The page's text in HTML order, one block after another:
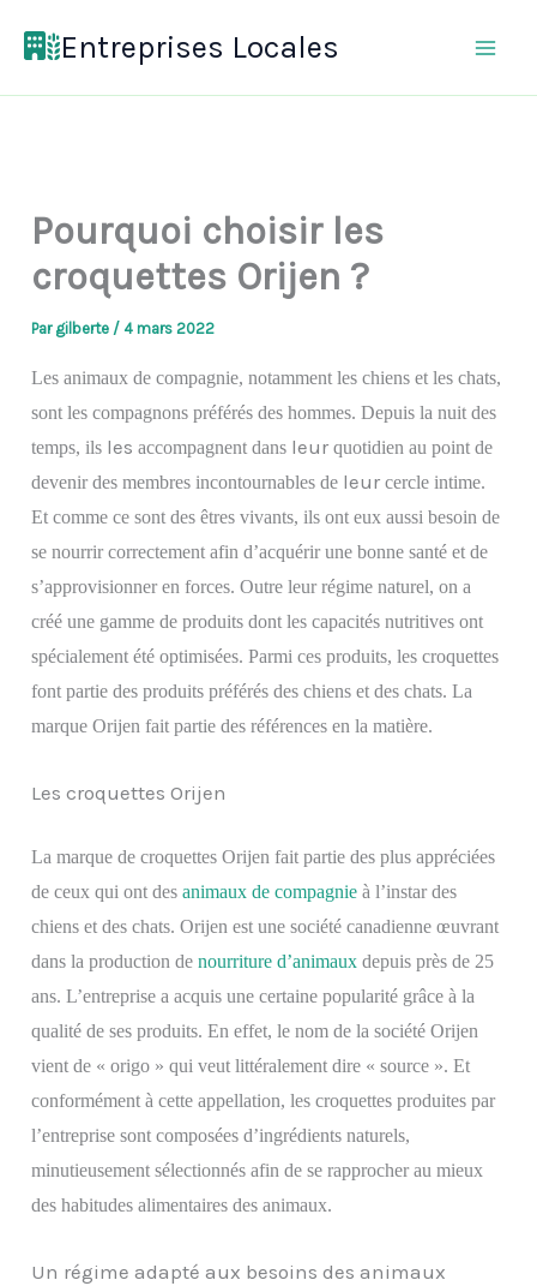
Entreprises Locales
Pourquoi choisir les
croquettes Orijen ?
Par gilberte /4 mars 2022
Les animaux de compagnie, notamment les chiens et les chats,
sont les compagnons préférés des hommes. Depuis la nuit des
temps, ils lesaccompagnent dans leur quotidien au point de
devenir des membres incontournables de leur cercle intime.
Et comme ce sont des êtres vivants, ils ont eux aussi besoin de
se nourrir correctement afin d’acquérir une bonne santé et de
s’approvisionner en forces. Outre leur régime naturel, on a
créé une gamme de produits dont les capacités nutritives ont
spécialement été optimisées. Parmi ces produits, les croquettes
font partie des produits préférés des chiens et des chats.La
marque Orijen fait partie des références en la matière.
Les croquettes Orijen
La marque de croquettes Orijen fait partie des plus appréciées
de ceux qui ont desanimaux de compagnie à l’instar des
chiens et des chats. Orijen est une société canadienne œuvrant
dans la production denourriture d’animaux depuis près de 25
ans. L’entreprise a acquis une certaine popularité grâce à la
qualité de ses produits. En effet, le nom de la société Orijen
vient de « origo » qui veut littéralement dire « source ». Et
conformément à cette appellation, les croquettes produites par
l’entreprise sont composées d’ingrédients naturels,
minutieusement sélectionnés afin de se rapprocher au mieux
des habitudes alimentaires des animaux.
Un régime adapté aux besoins des animaux